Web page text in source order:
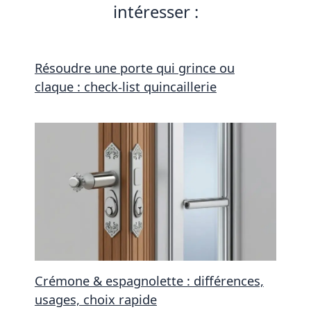
intéresser :
Résoudre une porte qui grince ou
claque : check-list quincaillerie
Crémone & espagnolette : différences,
usages, choix rapide